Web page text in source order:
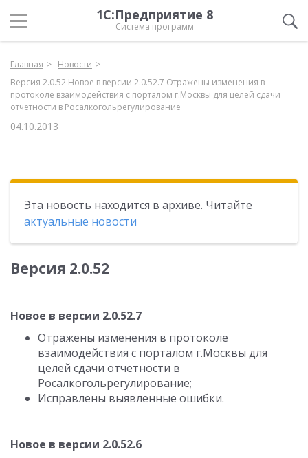
1С:Предприятие 8
Система программ
Главная
Новости
Версия 2.0.52 Новое в версии 2.0.52.7 Отражены изменения в
протоколе взаимодействия с порталом г.Москвы для целей сдачи
отчетности в Росалкогольрегулирование
04.10.2013
Эта новость находится в архиве. Читайте
актуальные новости
Версия 2.0.52
Новое в версии 2.0.52.7
Отражены изменения в протоколе
взаимодействия с порталом г.Москвы для
целей сдачи отчетности в
Росалкогольрегулирование;
Исправлены выявленные ошибки.
Новое в версии 2.0.52.6